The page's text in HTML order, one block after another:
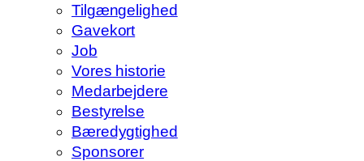
Tilgængelighed
Gavekort
Job
Vores historie
Medarbejdere
Bestyrelse
Bæredygtighed
Sponsorer